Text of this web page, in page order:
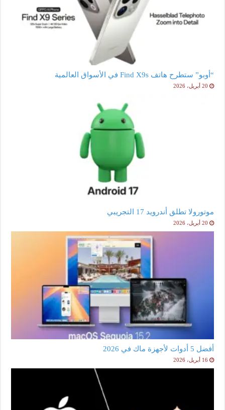
“أوبو” ستطرح هاتف Find X9s في الأسواق العالمية
20 أبريل، 2026
موتورولا تطلق أندرويد 17 التجريبي
20 أبريل، 2026
أفضل 5 أدوات لأجهزة ماك في 2026
16 أبريل، 2026